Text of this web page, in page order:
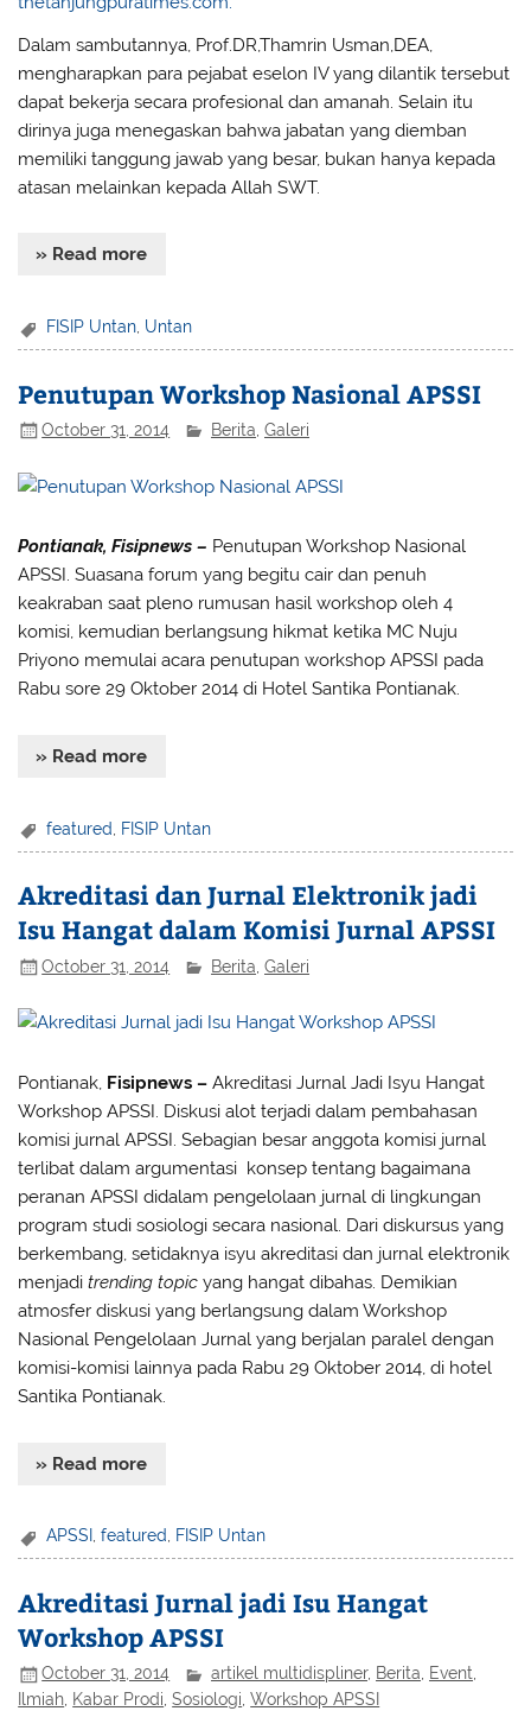
Dalam sambutannya, Prof.DR,Thamrin Usman,DEA,
mengharapkan para pejabat eselon IV yang dilantik tersebut
dapat bekerja secara profesional dan amanah. Selain itu
dirinya juga menegaskan bahwa jabatan yang diemban
memiliki tanggung jawab yang besar, bukan hanya kepada
atasan melainkan kepada Allah SWT.
» Read more
FISIP Untan Untan
Penutupan Workshop Nasional APSSI
October 31, 2014 Berita ,Galeri
Pontianak, Fisipnews – Penutupan Workshop Nasional
APSSI. Suasana forum yang begitu cair dan penuh
keakraban saat pleno rumusan hasil workshop oleh 4
komisi, kemudian berlangsung hikmat ketika MC Nuju
Priyono memulai acara penutupan workshop APSSI pada
Rabu sore 29 Oktober 2014 di Hotel Santika Pontianak.
» Read more
featured FISIP Untan
Akreditasi dan Jurnal Elektronik jadi
Isu Hangat dalam Komisi Jurnal APSSI
October 31, 2014 Berita ,Galeri
Pontianak, Fisipnews – Akreditasi Jurnal Jadi Isyu Hangat
Workshop APSSI. Diskusi alot terjadi dalam pembahasan
komisi jurnal APSSI. Sebagian besar anggota komisi jurnal
terlibat dalam argumentasi konsep tentang bagaimana
peranan APSSI didalam pengelolaan jurnal di lingkungan
program studi sosiologi secara nasional. Dari diskursus yang
berkembang, setidaknya isyu akreditasi dan jurnal elektronik
menjaditrending topic yang hangat dibahas. Demikian
atmosfer diskusi yang berlangsung dalam Workshop
Nasional Pengelolaan Jurnal yang berjalan paralel dengan
komisi-komisi lainnya pada Rabu 29 Oktober 2014, di hotel
Santika Pontianak.
» Read more
APSSI ,featured, FISIP Untan
Akreditasi Jurnal jadi Isu Hangat
Workshop APSSI
October 31, 2014 artikel multidispliner, Berita, Event,
Ilmiah Kabar Prodi ,Sosiologi ,Workshop APSSI